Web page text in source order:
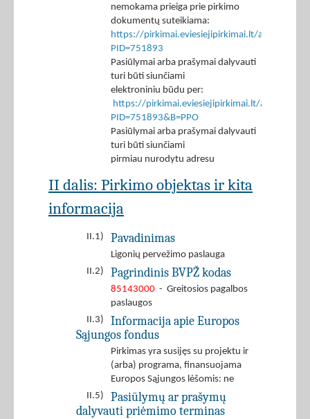
nemokama prieiga prie pirkimo
dokumentų suteikiama:
https://pirkimai.eviesiejipirkimai.lt/app/rfq/
PID=751893
Pasiūlymai arba prašymai dalyvauti
turi būti siunčiami
elektroniniu būdu per:
https://pirkimai.eviesiejipirkimai.lt/app/rfq/
PID=751893&B=PPO
Pasiūlymai arba prašymai dalyvauti
turi būti siunčiami
pirmiau nurodytu adresu
II dalis: Pirkimo objektas ir kita
informacija
II.1) Pavadinimas
Ligonių pervežimo paslauga
II.2)
Pagrindinis BVPŽ kodas
85143000 - Greitosios pagalbos
paslaugos
II.3)
Informacija apie Europos
Sąjungos fondus
Pirkimas yra susijęs su projektu ir
(arba) programa, finansuojama
Europos Sąjungos lėšomis: ne
II.5)
Pasiūlymų ar prašymų
dalyvauti priėmimo terminas